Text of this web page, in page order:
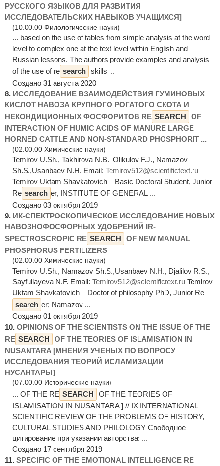
РУССКОГО ЯЗЫКОВ ДЛЯ РАЗВИТИЯ
ИССЛЕДОВАТЕЛЬСКИХ НАВЫКОВ УЧАЩИХСЯ]
(10.00.00 Филологические науки)
... based on the use of tables from simple analysis at the word
level to complex one at the text level within English and
Russian lessons. The authors provide examples and analysis
of the use of re search skills ...
Создано 31 августа 2020
8. ИССЛЕДОВАНИЕ ВЗАИМОДЕЙСТВИЯ ГУМИНОВЫХ
КИСЛОТ НАВОЗА КРУПНОГО РОГАТОГО СКОТА И
НЕКОНДИЦИОННЫХ ФОСФОРИТОВ RE SEARCH
OF
INTERACTION OF HUMIC ACIDS OF MANURE LARGE
HORNED CATTLE AND NON-STANDARD PHOSPHORIT ...
(02.00.00 Химические науки)
Temirov U.Sh., Takhirova N.B., Olikulov F.J., Namazov
Sh.S.,Usanbaev N.H. Email: Temirov512@scientifictext.ru
Temirov Uktam Shavkatovich – Basic Doctoral Student, Junior
Re search er, INSTITUTE OF GENERAL ...
Создано 03 октября 2019
9. ИК-СПЕКТРОСКОПИЧЕСКОЕ ИССЛЕДОВАНИЕ НОВЫХ
НАВОЗНОФОСФОРНЫХ УДОБРЕНИЙ IR-
SPECTROSCROPIC RE SEARCH
OF NEW MANUAL
PHOSPHORUS FERTILIZERS
(02.00.00 Химические науки)
Temirov U.Sh., Namazov Sh.S.,Usanbaev N.H., Djalilov R.S.,
Sayfullayeva N.F. Email: Temirov512@scientifictext.ru Temirov
Uktam Shavkatovich – Doctor of philosophy PhD, Junior Re
search er; Namazov ...
Создано 01 октября 2019
10. OPINIONS OF THE SCIENTISTS ON THE ISSUE OF THE
RE SEARCH
OF THE TEORIES OF ISLAMISATION IN
NUSANTARA [МНЕНИЯ УЧЕНЫХ ПО ВОПРОСУ
ИССЛЕДОВАНИЯ ТЕОРИЙ ИСЛАМИЗАЦИИ
НУСАНТАРЫ]
(07.00.00 Исторические науки)
... OF THE RE SEARCH
OF THE TEORIES OF
ISLAMISATION IN NUSANTARA ] // IX INTERNATIONAL
SCIENTIFIC REVIEW OF THE PROBLEMS OF HISTORY,
CULTURAL STUDIES AND PHILOLOGY Свободное
цитирование при указании авторства: ...
Создано 17 сентября 2019
11. SPECIFIC OF THE EMOTIONAL INTELLIGENCE RE